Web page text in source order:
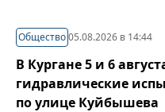
Общество05.08.2026 в 14:44
В Кургане 5 и 6
гидравлические
по улице Куйбышева